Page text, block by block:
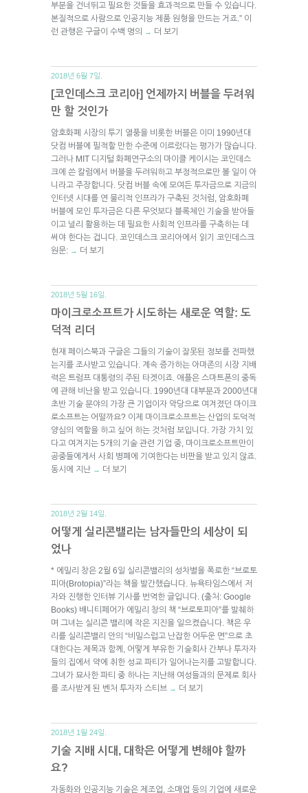
부분을 건너뛰고 필요한 것들을 효과적으로 만들 수 있습니다.
본질적으로 사람으로 인공지능 제품 원형을 만드는 거죠.” 이
런 관행은 구글이 수백 명의
→ 더 보기
2018년 6월 7일.
[코인데스크 코리아] 언제까지 버블을 두려워
만 할 것인가
암호화폐 시장의 투기 열풍을 비롯한 버블은 이미 1990년대
닷컴 버블에 필적할 만한 수준에 이르렀다는 평가가 많습니다.
그러나 MIT 디지털 화폐연구소의 마이클 케이시는 코인데스
크에 쓴 칼럼에서 버블을 두려워하고 부정적으로만 볼 일이 아
니라고 주장합니다. 닷컴 버블 속에 모여든 투자금으로 지금의
인터넷 시대를 연 물리적 인프라가 구축된 것처럼, 암호화폐
버블에 모인 투자금은 다른 무엇보다 블록체인 기술을 받아들
이고 널리 활용하는 데 필요한 사회적 인프라를 구축하는 데
써야 한다는 겁니다. 코인데스크 코리아에서 읽기 코인데스크
원문: → 더 보기
2018년 5월 16일.
마이크로소프트가 시도하는 새로운 역할: 도
덕적 리더
현재 페이스북과 구글은 그들의 기술이 잘못된 정보를 전파했
는지를 조사받고 있습니다. 계속 증가하는 아마존의 시장 지배
력은 트럼프 대통령의 주된 타겟이죠. 애플은 스마트폰의 중독
에 관해 비난을 받고 있습니다. 1990년대 대부분과 2000년대
초반 기술 분야의 가장 큰 기업이자 악당으로 여겨졌던 마이크
로소프트는 어떨까요? 이제 마이크로소프트는 산업의 도덕적
양심의 역할을 하고 싶어 하는 것처럼 보입니다. 가장 가치 있
다고 여겨지는 5개의 기술 관련 기업 중, 마이크로소프트만이
공중들에게서 사회 병폐에 기여한다는 비판을 받고 있지 않죠.
동시에 지난 → 더 보기
2018년 2월 14일.
어떻게 실리콘밸리는 남자들만의 세상이 되
었나
* 에밀리 창은 2월 6일 실리콘밸리의 성차별을 폭로한 “브로토
피아(Brotopia)”라는 책을 발간했습니다. 뉴욕타임스에서 저
자와 진행한 인터뷰 기사를 번역한 글입니다. (출처: Google
Books) 배니티페어가 에밀리 창의 책 “브로토피아”를 발췌하
며 그녀는 실리콘 밸리에 작은 지진을 일으켰습니다. 책은 우
리를 실리콘밸리 안의 “비밀스럽고 난잡한 어두운 면”으로 초
대한다는 제목과 함께, 어떻게 부유한 기술회사 간부나 투자자
들의 집에서 약에 취한 성교 파티가 일어나는지를 고발합니다.
그녀가 묘사한 파티 중 하나는 지난해 여성들과의 문제로 회사
를 조사받게 된 벤처 투자자 스티브 → 더 보기
2018년 1월 24일.
기술 지배 시대, 대학은 어떻게 변해야 할까
요?
자동화와 인공지능 기술은 제조업, 소매업 등의 기업에 새로운